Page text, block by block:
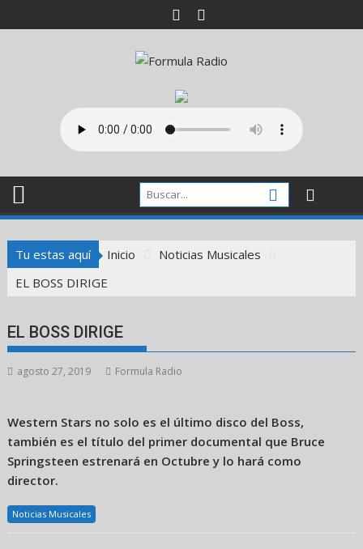
al
Tu estas aquí Inicio
Noticias Musicales
EL BOSS DIRIGE
EL BOSS DIRIGE
agosto 27, 2019 Formula Radio
Western Stars no solo es el último disco del Boss,
también es el título del primer documental que Bruce
Springsteen estrenará en Octubre y lo hará como
director.
Noticias Musicales